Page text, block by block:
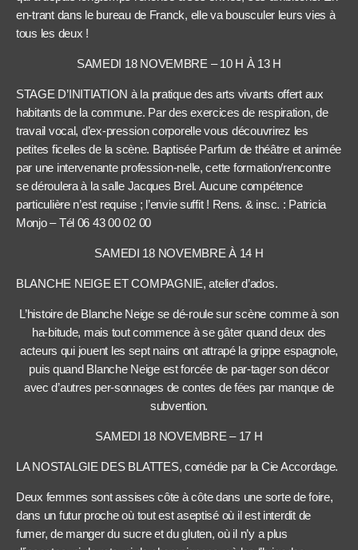
en-trant dans le bureau de Franck, elle va bousculer leurs vies à
tous les deux !
SAMEDI 18 NOVEMBRE – 10 H À 13 H
STAGE D’INITIATION à la pratique des arts vivants offert aux
habitants de la commune. Par des exercices de respiration, de
travail vocal, d’ex-pression corporelle vous découvrirez les
petites ficelles de la scène. Baptisée Parfum de théâtre et animée
par une intervenante profession-nelle, cette formation/rencontre
se déroulera à la salle Jacques Brel. Aucune compétence
particulière n’est requise ; l’envie suffit ! Rens. & insc. : Patricia
Monjo – Tél 06 43 00 02 00
SAMEDI 18 NOVEMBRE À 14 H
BLANCHE NEIGE ET COMPAGNIE, atelier d’ados.
L’histoire de Blanche Neige se dé-roule sur scène comme à son
ha-bitude, mais tout commence à se gâter quand deux des
acteurs qui jouent les sept nains ont attrapé la grippe espagnole,
puis quand Blanche Neige est forcée de par-tager son décor
avec d’autres per-sonnages de contes de fées par manque de
subvention.
SAMEDI 18 NOVEMBRE – 17 H
LA NOSTALGIE DES BLATTES, comédie par la Cie Accordage.
Deux femmes sont assises côte à côte dans une sorte de foire,
dans un futur proche où tout est aseptisé où il est interdit de
fumer, de manger du sucre et du gluten, où il n’y a plus